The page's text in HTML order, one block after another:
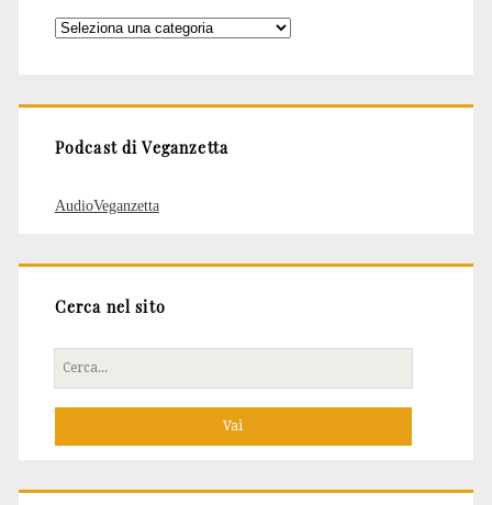
Categorie
Podcast di Veganzetta
AudioVeganzetta
Cerca nel sito
Cerca
per: